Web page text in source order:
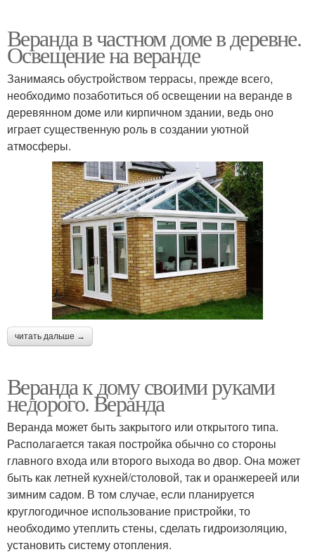
Веранда в частном доме в деревне.
Освещение на веранде
Занимаясь обустройством террасы, прежде всего,
необходимо позаботиться об освещении на веранде в
деревянном доме или кирпичном здании, ведь оно
играет существенную роль в создании уютной
атмосферы.
читать дальше →
Веранда к дому своими руками
недорого. Веранда
Веранда может быть закрытого или открытого типа.
Располагается такая постройка обычно со стороны
главного входа или второго выхода во двор. Она может
быть как летней кухней/столовой, так и оранжереей или
зимним садом. В том случае, если планируется
круглогодичное использование пристройки, то
необходимо утеплить стены, сделать гидроизоляцию,
установить систему отопления.